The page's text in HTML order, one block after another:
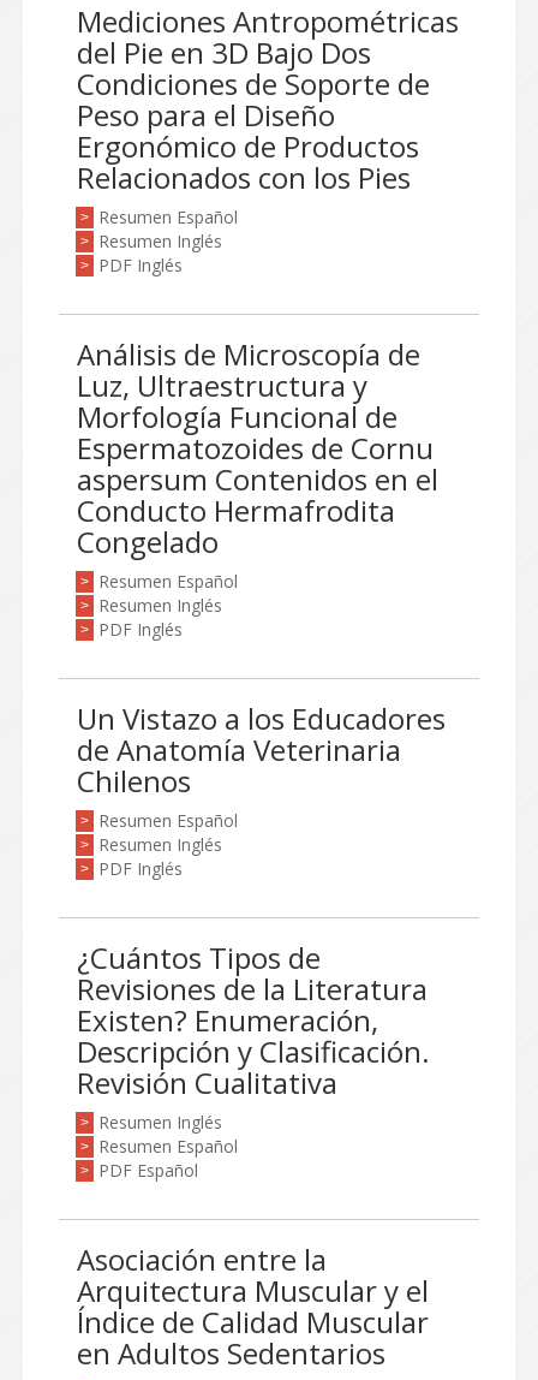
Mediciones Antropométricas
del Pie en 3D Bajo Dos
Condiciones de Soporte de
Peso para el Diseño
Ergonómico de Productos
Relacionados con los Pies
> Resumen Español
> Resumen Inglés
> PDF Inglés
Análisis de Microscopía de
Luz, Ultraestructura y
Morfología Funcional de
Espermatozoides de Cornu
aspersum Contenidos en el
Conducto Hermafrodita
Congelado
> Resumen Español
> Resumen Inglés
> PDF Inglés
Un Vistazo a los Educadores
de Anatomía Veterinaria
Chilenos
> Resumen Español
> Resumen Inglés
> PDF Inglés
¿Cuántos Tipos de
Revisiones de la Literatura
Existen? Enumeración,
Descripción y Clasificación.
Revisión Cualitativa
> Resumen Inglés
> Resumen Español
> PDF Español
Asociación entre la
Arquitectura Muscular y el
Índice de Calidad Muscular
en Adultos Sedentarios